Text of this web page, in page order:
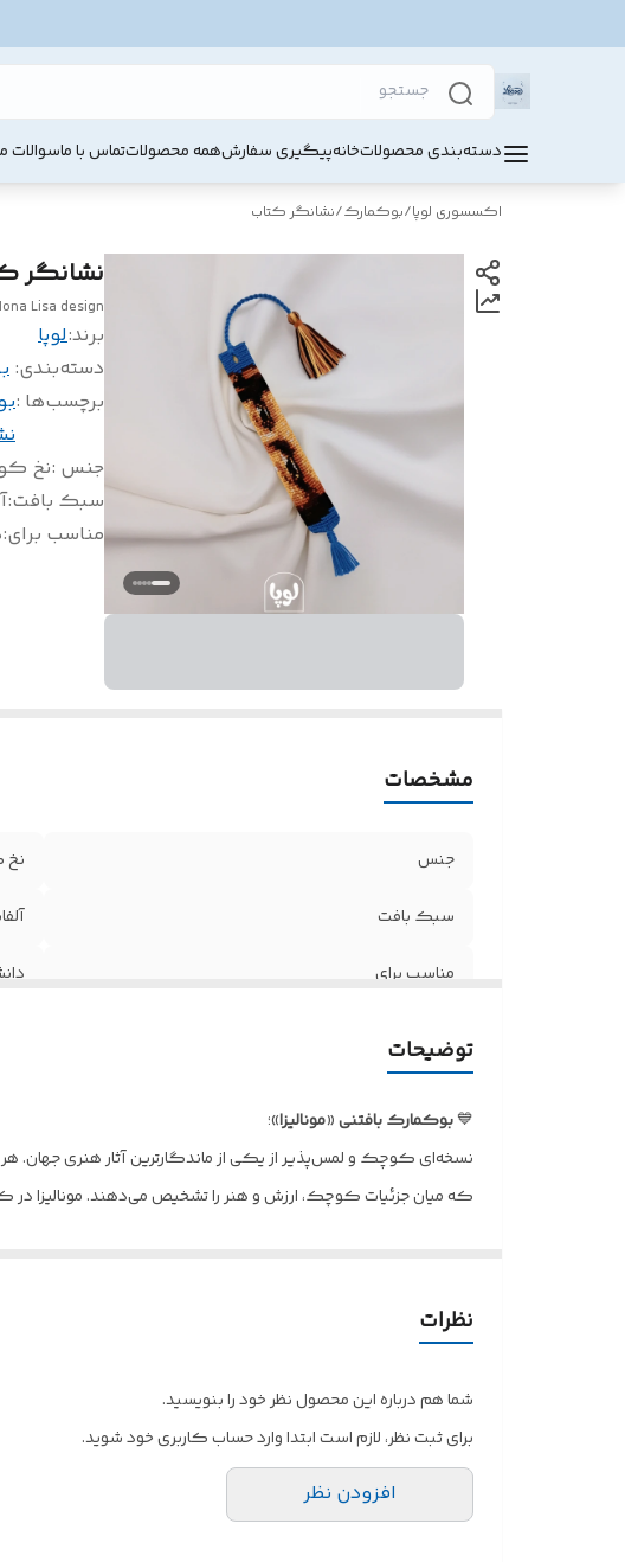
دسته‌بندی محصولاتخانهپیگیری سفارشهمه محصولاتتماس با ماسوالات
اکسسوری لوپا/بوکمارک/نشانگر کتاب
نشانگر
Lisa design
برند:لوپا
دسته‌بندی:
برچسب‌ها :
جنس :نخ
سبک بافت:
مناسب برای:
مشخصات
جنس نخ
سبک بافت
مناسب برای
توضیحات
💙بوکمارکبافتنی«مونالیزا»؛
نسخه‌ای کوچک و لمس‌پذیر از یکی از ماندگارترین آثار هنری جهان.
که میان جزئیات کوچک، ارزش و هنر را تشخیص می‌دهند. مونالیزا در
🔹اکسسوری زیبا برای میز مطالعه و کتابخانه
🔹هدیه‌ای خاص برای دوستداران هنر و کتاب
🔹کاملاً دست‌باف و یکتا
🔹بافت تمیز، سبک و مقاوم
نظرات
شما هم درباره این محصول نظر خود را بنویسید.
برای ثبت نظر، لازم است ابتدا وارد حساب کاربری خود شوید.
افزودن نظر